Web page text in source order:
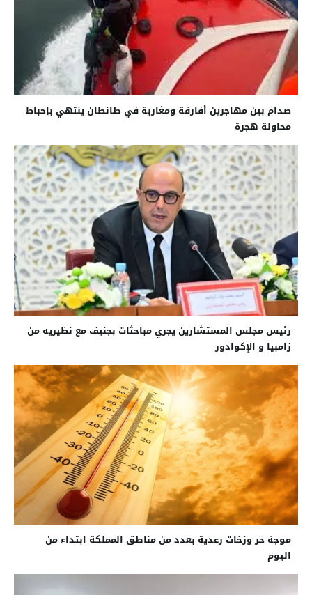
صدام بين مهاجرين أفارقة ومغاربة في طانطان ينتهي بإحباط
محاولة هجرة
رئيس مجلس المستشارين يجري مباحثات بجنيف مع نظيريه من
زامبيا و الإكوادور
موجة حر وزخات رعدية بعدد من مناطق المملكة ابتداء من
اليوم